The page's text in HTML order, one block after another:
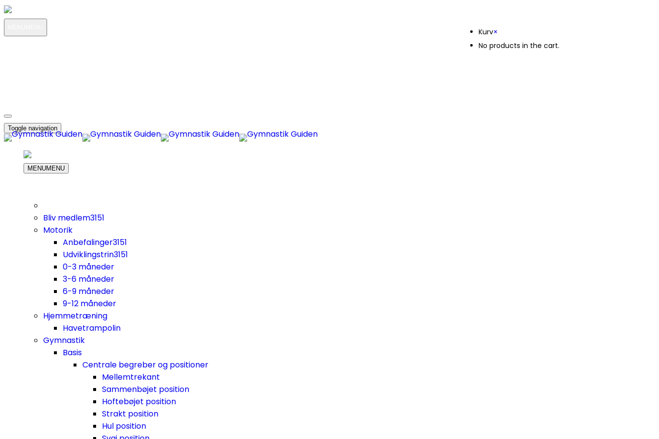
Kurv×
No products in the cart.
Toggle navigation
MENUMENU
Bliv medlem3151
Motorik
Anbefalinger3151
Udviklingstrin3151
0-3 måneder
3-6 måneder
6-9 måneder
9-12 måneder
Hjemmetræning
Havetrampolin
Gymnastik
Basis
Centrale begreber og positioner
Mellemtrekant
Sammenbøjet position
Hoftebøjet position
Strakt position
Hul position